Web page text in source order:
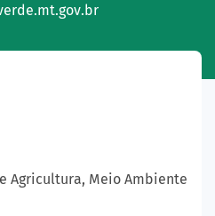
Agricultura, Meio Ambiente